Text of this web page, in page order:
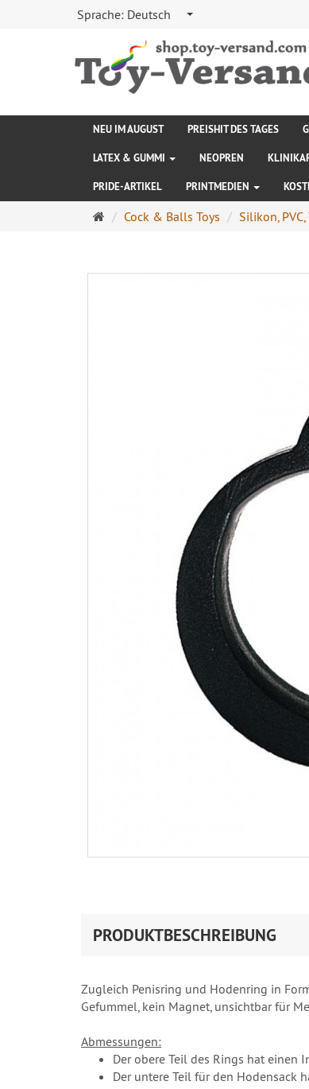
Sprache: Deutsch
NEU IM AUGUST PREISHIT DES TAGES
LATEX & GUMMI NEOPREN
PRIDE-ARTIKEL PRINTMEDIEN
Startseite
Cock & Balls Toys Silikon, PVC,
PRODUKTBESCHREIBUNG
Zugleich Penisring und Hodenring in
Gefummel, kein Magnet, unsichtbar für
Abmessungen:
Der obere Teil des Rings hat einen
Der untere Teil für den Hodensack